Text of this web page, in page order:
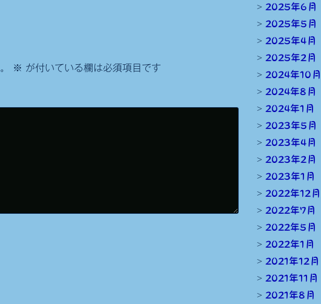
※ が付いている欄は必須項目です
2025年6月
2025年5月
2025年4月
2025年2月
2024年10月
2024年8月
2024年1月
2023年5月
2023年4月
2023年2月
2023年1月
2022年12月
2022年7月
2022年5月
2022年1月
2021年12月
2021年11月
2021年8月